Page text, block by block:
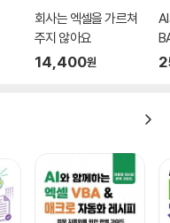
회사는 엑셀을 가르쳐
주지 않아요
14,400원
BA 매크로
피